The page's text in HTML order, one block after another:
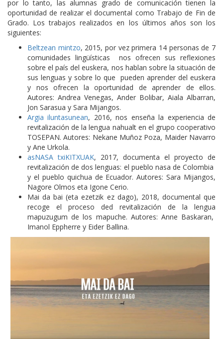
por lo tanto, las alumnas grado de comunicación tienen la
oportunidad de realizar el documental como Trabajo de Fin de
Grado. Los trabajos realizados en los últimos años son los
siguientes:
Beltzean mintzo, 2015, por vez primera 14 personas de 7
comunidades lingüísticas nos ofrecen sus reflexiones
sobre el país del euskera, nos hablan sobre la situación de
sus lenguas y sobre lo que pueden aprender del euskera
y nos ofrecen la oportunidad de aprender de ellos.
Autores: Andrea Venegas, Ander Bolibar, Aiala Albarran,
Jon Sarasua y Sara Mijangos.
Argia iluntasunean, 2016, nos enseña la experiencia de
revitalización de la lengua nahualt en el grupo cooperativo
TOSEPAN. Autores: Nekane Muñoz Poza, Maider Navarro
y Ane Urkola.
asNASA txiKITXUAK, 2017, documenta el proyecto de
revitalización de dos lenguas: el pueblo nasa de Colombia
y el pueblo quichua de Ecuador. Autores: Sara Mijangos,
Nagore Olmos eta Igone Cerio.
Mai da bai (eta ezetzik ez dago), 2018, documental que
recoge el proceso ded revitalización de la lengua
mapuzugum de los mapuche. Autores: Anne Baskaran,
Imanol Eppherre y Eider Ballina.